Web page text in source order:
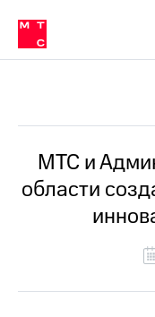
Медиа-центр
и акционерам
Устойчивое развитие
Комплаенс и деловая этика
компании
Карьера
История
компании
в МТС
Пресс-
релизы
МТС
о
МТС и
области